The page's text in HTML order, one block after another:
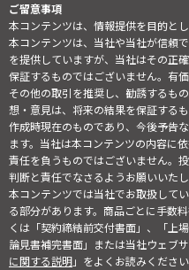
ご留意事項
本コンテンツは、情報提供を目的とし
本コンテンツは、当社や当社が信頼
を提供していますが、当社はその正
保証するものではございません。有
その他の取引を推奨し、勧誘するも
想・意見は、将来の結果を保証する
作成時現在のものであり、今後予告
ます。当社は本コンテンツの内容に
責任を負うものではございません。
判断と責任でなさるようお願いいたし
本コンテンツでは当社でお取扱して
る部分があります。商品ごとに手数
くは「契約締結前交付書面」、「上
論見書補完書面」または当社ウェブ
に関する説明」をよくお読みください